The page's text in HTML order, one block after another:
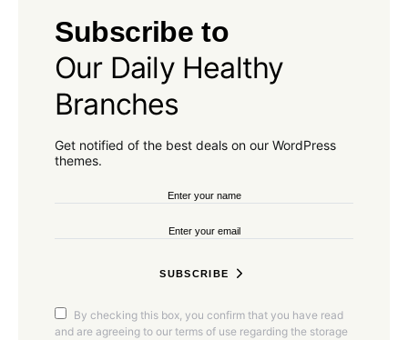
Subscribe to
Our Daily Healthy
Branches
Get notified of the best deals on our WordPress
themes.
SUBSCRIBE
By checking this box, you confirm that you have read
and are agreeing to our terms of use regarding the storage